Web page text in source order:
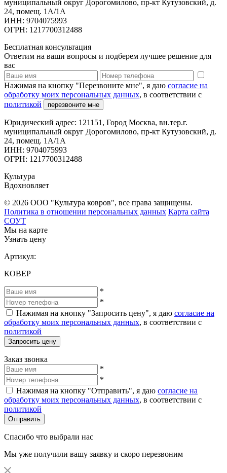
муниципальный округ Дорогомилово, пр-кт Кутузовский, д.
24, помещ. 1А/1А
ИНН: 9704075993
ОГРН: 1217700312488
Бесплатная консультация
Ответим на ваши вопросы и подберем лучшее решение для
вас
Нажимая на кнопку "Перезвоните мне", я даю согласие на
обработку моих персональных данных, в соответствии с
политикой
перезвоните мне
Юридический адрес: 121151, Город Москва, вн.тер.г.
муниципальный округ Дорогомилово, пр-кт Кутузовский, д.
24, помещ. 1А/1А
ИНН: 9704075993
ОГРН: 1217700312488
Культура
Вдохновляет
© 2026 ООО "Культура ковров", все права защищены.
Политика в отношении персональных данных Карта сайта
СОУТ
Мы на карте
Узнать цену
Артикул:
КОВЕР
*
*
Нажимая на кнопку "Запросить цену", я даю согласие на
обработку моих персональных данных, в соответствии с
политикой
Запросить цену
Заказ звонка
*
*
Нажимая на кнопку "Отправить", я даю согласие на
обработку моих персональных данных, в соответствии с
политикой
Отправить
Спасибо что выбрали нас
Мы уже получили вашу заявку и скоро перезвоним